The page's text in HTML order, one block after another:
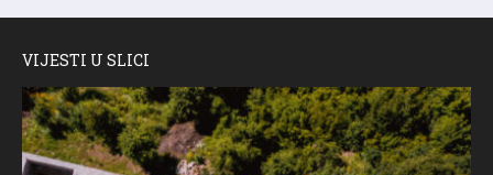
VIJESTI U SLICI